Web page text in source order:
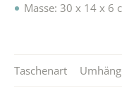
Masse: 30 x 14 x 6
Taschenart